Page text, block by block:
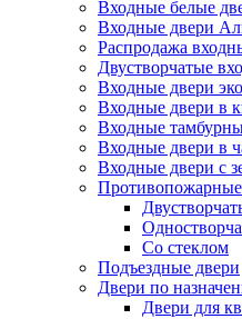
Входные белые
Входные двери
Распродажа
Двустворчатые
Входные двери
Входные двери в
Входные
Входные двери в
Входные двери с
Со стеклом
Подъездные двери
Двери по
Двери для